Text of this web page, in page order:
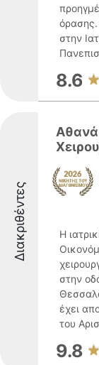
στην
8.6
Διακριθέντες
Η
στην
έχει
του
9.8